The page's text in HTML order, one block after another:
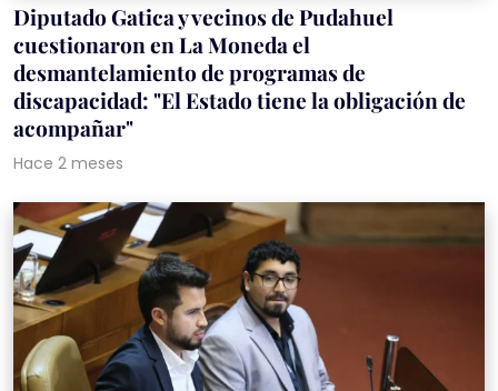
Diputado Gatica y vecinos de Pudahuel
cuestionaron en La Moneda el
desmantelamiento de programas de
discapacidad: "El Estado tiene la obligación de
acompañar"
Hace 2 meses